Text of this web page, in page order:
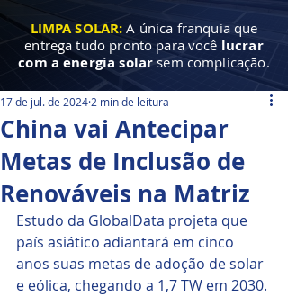
LIMPA SOLAR:A única franquia que
entrega tudo pronto para você lucrar
com a energia solar sem complicação.
China vai Antecipar
Metas de Inclusão de
Renováveis na Matriz
17 de jul. de 2024 2 min de leitura
Estudo da GlobalData projeta que
país asiático adiantará em cinco
anos suas metas de adoção de solar
e eólica, chegando a 1,7 TW em 2030.